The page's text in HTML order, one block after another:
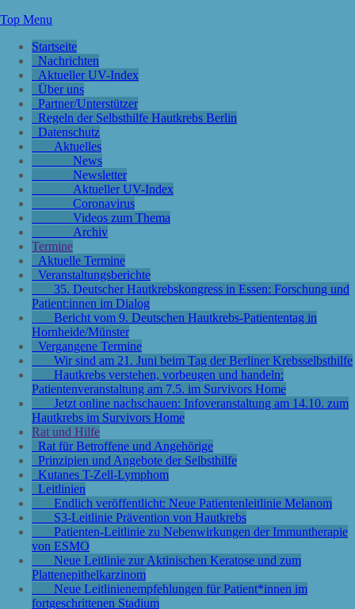
Top Menu
Startseite
Nachrichten
Aktueller UV-Index
Über uns
Partner/Unterstützer
Regeln der Selbsthilfe Hautkrebs Berlin
Datenschutz
Aktuelles
News
Newsletter
Aktueller UV-Index
Coronavirus
Videos zum Thema
Archiv
Termine
Aktuelle Termine
Veranstaltungsberichte
35. Deutscher Hautkrebskongress in Essen: Forschung und
Patient:innen im Dialog
Bericht vom 9. Deutschen Hautkrebs-Patiententag in
Hornheide/Münster
Vergangene Termine
Wir sind am 21. Juni beim Tag der Berliner Krebsselbsthilfe
Hautkrebs verstehen, vorbeugen und handeln:
Patientenveranstaltung am 7.5. im Survivors Home
Jetzt online nachschauen: Infoveranstaltung am 14.10. zum
Hautkrebs im Survivors Home
Rat und Hilfe
Rat für Betroffene und Angehörige
Prinzipien und Angebote der Selbsthilfe
Kutanes T-Zell-Lymphom
Leitlinien
Endlich veröffentlicht: Neue Patientenleitlinie Melanom
S3-Leitlinie Prävention von Hautkrebs
Patienten-Leitlinie zu Nebenwirkungen der Immuntherapie
von ESMO
Neue Leitlinie zur Aktinischen Keratose und zum
Plattenepithelkarzinom
Neue Leitlinienempfehlungen für Patient*innen im
fortgeschrittenen Stadium